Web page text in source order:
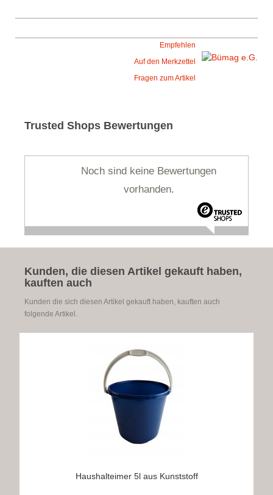
Empfehlen
Auf den Merkzettel
Fragen zum Artikel
Trusted Shops Bewertungen
Noch sind keine Bewertungen
vorhanden.
Kunden, die diesen Artikel gekauft haben,
kauften auch
Kunden die sich diesen Artikel gekauft haben, kauften auch
folgende Artikel.
Haushalteimer 5l aus Kunststoff